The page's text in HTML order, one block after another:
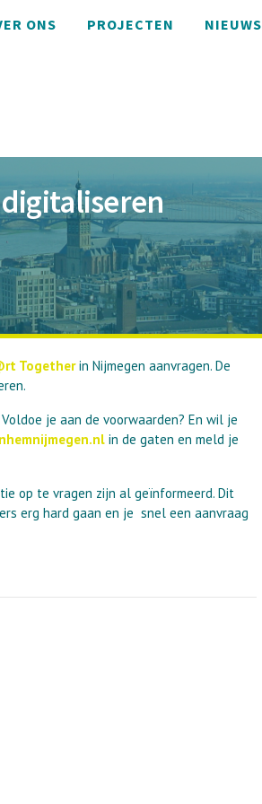
ONS PROJECTEN NIEUWS
Togetherin Nijmegen aanvragen. De
Voldoe je aan de voorwaarden? En wil je
in de gaten en meld je
op te vragen zijn al geïnformeerd. Dit
erg hard gaan en je snel een aanvraag